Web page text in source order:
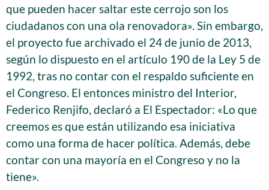
que pueden hacer saltar este cerrojo son los
ciudadanos con una ola renovadora». Sin embargo,
el proyecto fue archivado el 24 de junio de 2013,
según lo dispuesto en el artículo 190 de la Ley 5 de
1992, tras no contar con el respaldo suficiente en
el Congreso. El entonces ministro del Interior,
Federico Renjifo, declaró a El Espectador: «Lo que
creemos es que están utilizando esa iniciativa
como una forma de hacer política. Además, debe
contar con una mayoría en el Congreso y no la
tiene».